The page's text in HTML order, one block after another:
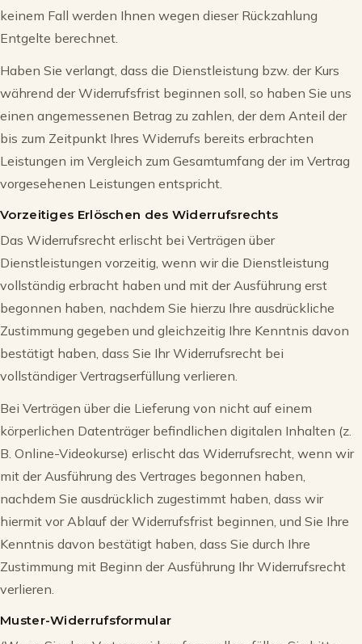
keinem Fall werden Ihnen wegen dieser Rückzahlung
Entgelte berechnet.
Haben Sie verlangt, dass die Dienstleistung bzw. der Kurs
während der Widerrufsfrist beginnen soll, so haben Sie uns
einen angemessenen Betrag zu zahlen, der dem Anteil der
bis zum Zeitpunkt Ihres Widerrufs bereits erbrachten
Leistungen im Vergleich zum Gesamtumfang der im Vertrag
vorgesehenen Leistungen entspricht.
Vorzeitiges Erlöschen des Widerrufsrechts
Das Widerrufsrecht erlischt bei Verträgen über
Dienstleistungen vorzeitig, wenn wir die Dienstleistung
vollständig erbracht haben und mit der Ausführung erst
begonnen haben, nachdem Sie hierzu Ihre ausdrückliche
Zustimmung gegeben und gleichzeitig Ihre Kenntnis davon
bestätigt haben, dass Sie Ihr Widerrufsrecht bei
vollständiger Vertragserfüllung verlieren.
Bei Verträgen über die Lieferung von nicht auf einem
körperlichen Datenträger befindlichen digitalen Inhalten (z.
B. Online-Videokurse) erlischt das Widerrufsrecht, wenn wir
mit der Ausführung des Vertrages begonnen haben,
nachdem Sie ausdrücklich zugestimmt haben, dass wir
hiermit vor Ablauf der Widerrufsfrist beginnen, und Sie Ihre
Kenntnis davon bestätigt haben, dass Sie durch Ihre
Zustimmung mit Beginn der Ausführung Ihr Widerrufsrecht
verlieren.
Muster-Widerrufsformular